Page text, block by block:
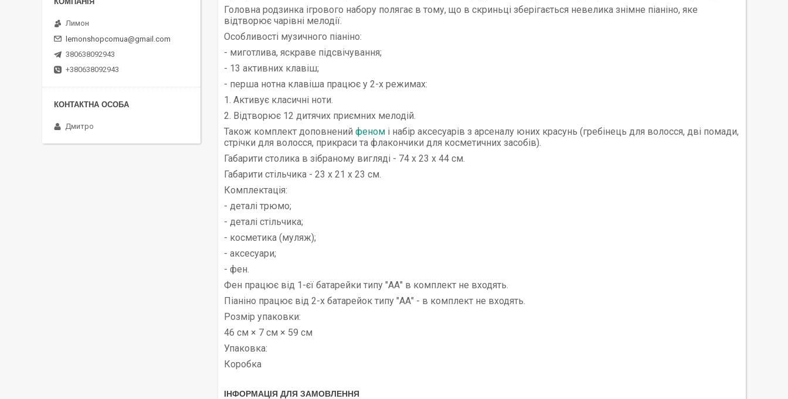
Головна родзинка ігрового набору полягає в тому, що в скриньці зберігається невелика знімне піаніно, яке
відтворює чарівні мелодії.
Особливості музичного піаніно:
- миготлива, яскраве підсвічування;
- 13 активних клавіш;
- перша нотна клавіша працює у 2-х режимах:
1. Активує класичні ноти.
2. Відтворює 12 дитячих приємних мелодій.
Також комплект доповнений феном і набір аксесуарів з арсеналу юних красунь (гребінець для волосся, дві помади,
стрічки для волосся, прикраси та флакончики для косметичних засобів).
Габарити столика в зібраному вигляді - 74 х 23 х 44 см.
Габарити стільчика - 23 х 21 х 23 см.
Комплектація:
- деталі трюмо;
- деталі стільчика;
- косметика (муляж);
- аксесуари;
- фен.
Фен працює від 1-єї батарейки типу "АА" в комплект не входять.
Піаніно працює від 2-х батарейок типу "АА" - в комплект не входять.
Розмір упаковки:
46 см × 7 см × 59 см
Упаковка:
Коробка
ІНФОРМАЦІЯ ДЛЯ ЗАМОВЛЕННЯ
Лимон
lemonshopcomua@gmail.com
380638092943
+380638092943
Дмитро